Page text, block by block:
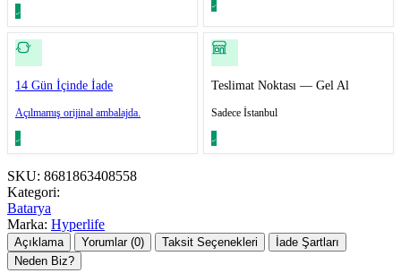
14 Gün İçinde İade
Açılmamış orijinal ambalajda.
Teslimat Noktası — Gel Al
Sadece İstanbul
SKU: 8681863408558
Kategori:
Batarya
Marka: Hyperlife
Açıklama Yorumlar (0) Taksit Seçenekleri
İade Şartları
Neden Biz?